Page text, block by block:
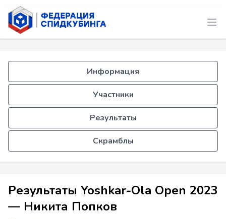
Информация
Участники
Результаты
Скрамблы
Результаты Yoshkar-Ola Open 2023
— Никита Попков